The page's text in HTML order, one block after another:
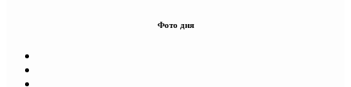
Фото дня